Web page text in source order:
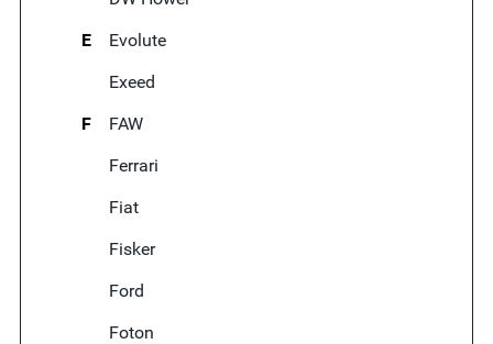
E
Evolute
Exeed
F
FAW
Ferrari
Fiat
Fisker
Ford
Foton